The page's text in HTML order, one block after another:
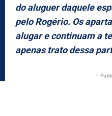
do aluguer daquele
pelo Rogério. Os
alugar e continuam a
apenas trato dessa
-